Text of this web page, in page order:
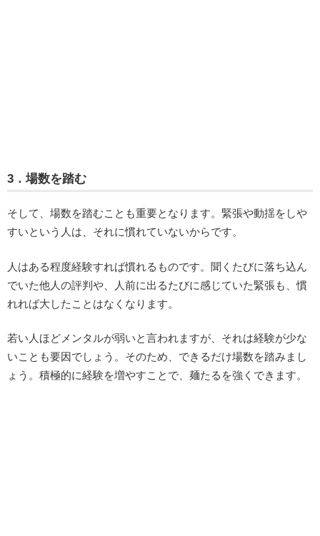
3．場数を踏む
そして、場数を踏むことも重要となります。緊張や動揺をしや
すいという人は、それに慣れていないからです。
人はある程度経験すれば慣れるものです。聞くたびに落ち込ん
でいた他人の評判や、人前に出るたびに感じていた緊張も、慣
れれば大したことはなくなります。
若い人ほどメンタルが弱いと言われますが、それは経験が少な
いことも要因でしょう。そのため、できるだけ場数を踏みまし
ょう。積極的に経験を増やすことで、麺たるを強くできます。